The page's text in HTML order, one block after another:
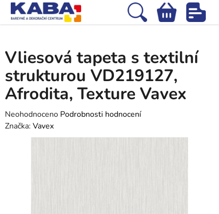
Přejít
obsah
Hledat
NÁKUPNÍ
Vliesová tapeta s textilní
strukturou VD219127,
Afrodita, Texture Vavex
Průměrné
hodnocení
produktu
Neohodnoceno Podrobnosti hodnocení
Značka: Vavex